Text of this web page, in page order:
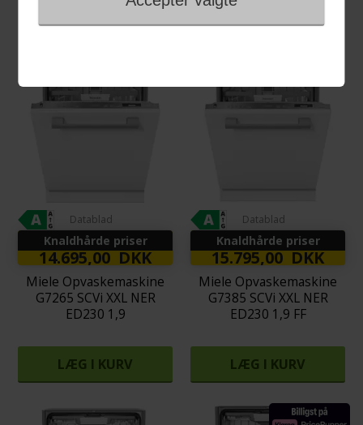
Datablad
Knaldhårde priser
14.695,00 DKK
Miele Opvaskemaskine
G7265 SCVi XXL NER
ED230 1,9
LÆG I KURV
Datablad
Knaldhårde priser
15.795,00 DKK
Miele Opvaskemaskine
G7385 SCVi XXL NER
ED230 1,9 FF
LÆG I KURV